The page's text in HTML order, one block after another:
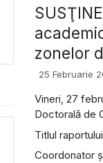
zonelor
25 Februarie
Vineri, 27
Doctorală de
Titlul
Coordonator